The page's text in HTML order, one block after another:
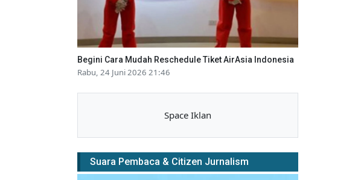
Begini Cara Mudah Reschedule Tiket AirAsia Indonesia
Rabu, 24 Juni 2026 21:46
Space Iklan
Suara Pembaca & Citizen Jurnalism